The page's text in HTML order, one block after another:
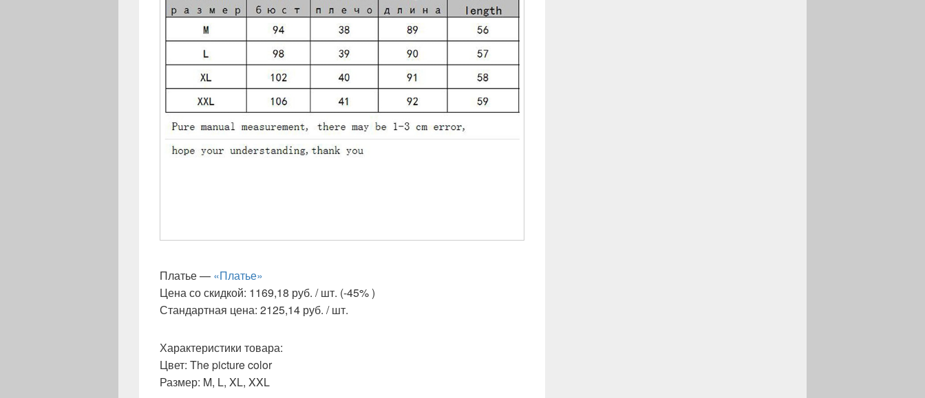
Платье — «Платье»
Цена со скидкой: 1169,18 руб. / шт. (-45% )
Стандартная цена: 2125,14 руб. / шт.
Характеристики товара:
Цвет: The picture color
Размер: M, L, XL, XXL